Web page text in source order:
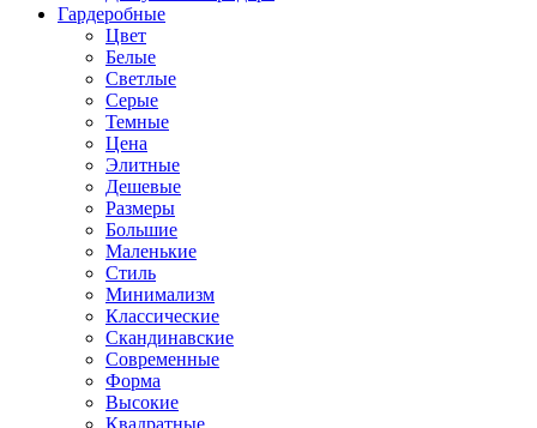
Гардеробные
Цвет
Белые
Светлые
Серые
Темные
Цена
Элитные
Дешевые
Размеры
Большие
Маленькие
Стиль
Минимализм
Классические
Скандинавские
Современные
Форма
Высокие
Квадратные